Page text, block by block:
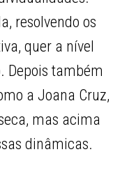
resolvendo os
quer a nível
Depois também
a Joana Cruz,
mas acima
dinâmicas.